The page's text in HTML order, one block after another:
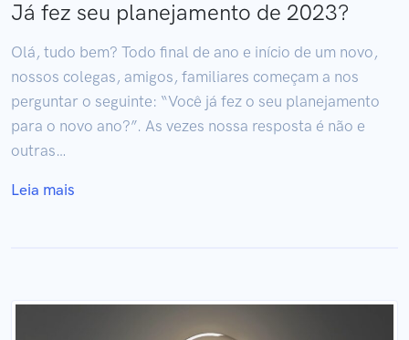
Já fez seu planejamento de 2023?
Olá, tudo bem? Todo final de ano e início de um novo,
nossos colegas, amigos, familiares começam a nos
perguntar o seguinte: “Você já fez o seu planejamento
para o novo ano?”. As vezes nossa resposta é não e
outras…
Leia mais